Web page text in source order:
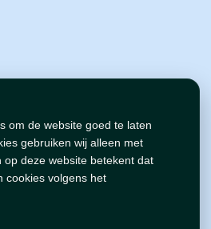
om de website goed te laten
gebruiken wij alleen met
op deze website betekent dat
cookies volgens het